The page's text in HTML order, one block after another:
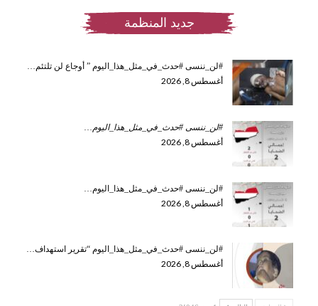
جديد المنظمة
#لن_ننسى #حدث_في_مثل_هذا_اليوم ” أوجاع لن تلتئم…
أغسطس 8, 2026
#لن_ننسى #حدث_في_مثل_هذا_اليوم…
أغسطس 8, 2026
#لن_ننسى #حدث_في_مثل_هذا_اليوم…
أغسطس 8, 2026
#لن_ننسى #حدث_في_مثل_هذا_اليوم “تقرير استهداف…
أغسطس 8, 2026